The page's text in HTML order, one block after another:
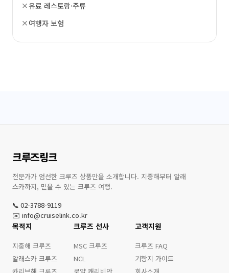
유료 레스토랑·주류
여행자 보험
크루즈링크
전문가가 엄선한 크루즈 상품만을 소개합니다. 지중해부터 알래
스카까지, 믿을 수 있는 크루즈 여행.
📞 02-3788-9119
✉️ info@cruiselink.co.kr
목적지
지중해 크루즈
알래스카 크루즈
크루즈 선사
MSC 크루즈
NCL
고객지원
크루즈 FAQ
기항지 가이드